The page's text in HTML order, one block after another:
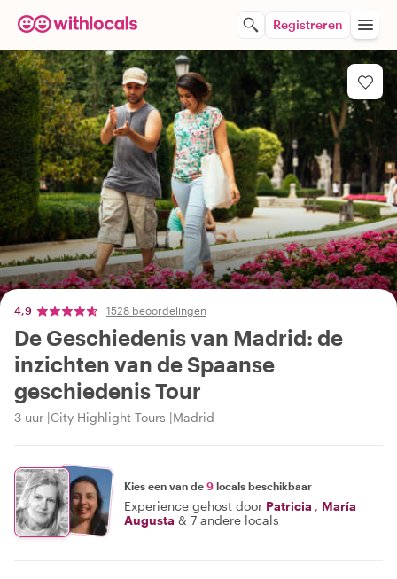
Registreren
4,9 1528 beoordelingen
De Geschiedenis van Madrid: de
inzichten van de Spaanse
geschiedenis Tour
3 uur City Highlight Tours Madrid
Kies een van de 9 locals beschikbaar
Experience gehost door Patricia , María
Augusta & 7 andere locals